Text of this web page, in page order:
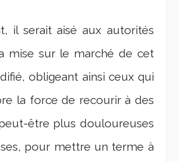
il serait aisé aux autorités
mise sur le marché de cet
obligeant ainsi ceux qui
la force de recourir à des
être plus douloureuses
pour mettre un terme à